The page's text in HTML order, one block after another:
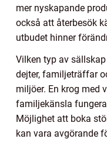
mer nyskapande
också att återbesök
utbudet hinner
Vilken typ av
dejter, familjeträffar
miljöer. En krog med
familjekänsla
Möjlighet att boka
kan vara avgörande